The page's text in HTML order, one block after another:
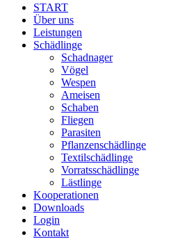
START
Über uns
Leistungen
Schädlinge
Schadnager
Vögel
Wespen
Ameisen
Schaben
Fliegen
Parasiten
Pflanzenschädlinge
Textilschädlinge
Vorratsschädlinge
Lästlinge
Kooperationen
Downloads
Login
Kontakt